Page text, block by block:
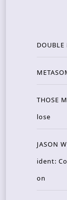
THOSE
lose
JASON
ident:
on